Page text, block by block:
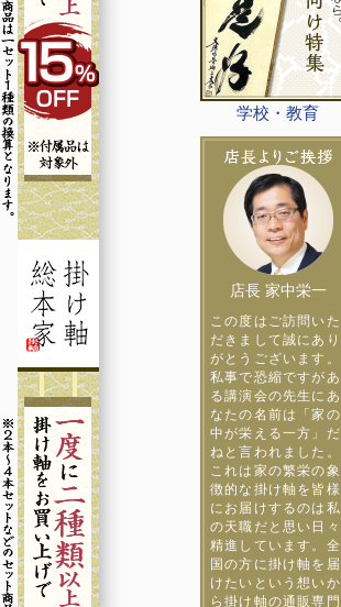
学校・教育
店長 家中栄一
この度はご訪問いた
だきまして誠にあり
がとうございます。
私事で恐縮ですがあ
る講演会の先生にあ
なたの名前は「家の
中が栄える一方」だ
ねと言われました。
これは家の繁栄の象
徴的な掛け軸を皆様
にお届けするのは私
の天職だと思い日々
精進しています。全
国の方に掛け軸を届
けたいという想いか
ら掛け軸の通販専門